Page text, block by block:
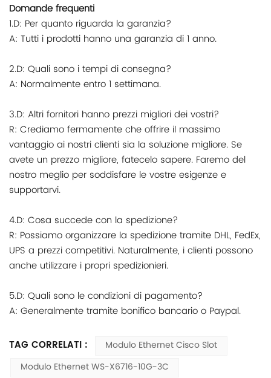
Domande frequenti
1.D: Per quanto riguarda la garanzia?
A: Tutti i prodotti hanno una garanzia di 1 anno.
2.D: Quali sono i tempi di consegna?
A: Normalmente entro 1 settimana.
3.D: Altri fornitori hanno prezzi migliori dei vostri?
R: Crediamo fermamente che offrire il massimo
vantaggio ai nostri clienti sia la soluzione migliore. Se
avete un prezzo migliore, fatecelo sapere. Faremo del
nostro meglio per soddisfare le vostre esigenze e
supportarvi.
4.D: Cosa succede con la spedizione?
R: Possiamo organizzare la spedizione tramite DHL, FedEx,
UPS a prezzi competitivi. Naturalmente, i clienti possono
anche utilizzare i propri spedizionieri.
5.D: Quali sono le condizioni di pagamento?
A: Generalmente tramite bonifico bancario o Paypal.
TAG CORRELATI :
Modulo Ethernet Cisco Slot
Modulo Ethernet WS-X6716-10G-3C